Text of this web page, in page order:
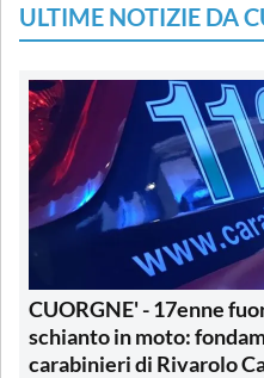
ULTIME NOTIZIE DA
CUORGNE' - 17enne
schianto in moto:
carabinieri di Rivarolo